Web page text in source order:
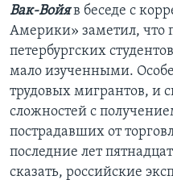
Вак-Войяв беседе с
Америки» заметил, что
петербургских
мало изученными.
трудовых мигрантов, и
сложностей с
пострадавших от
последние лет
сказать, российские